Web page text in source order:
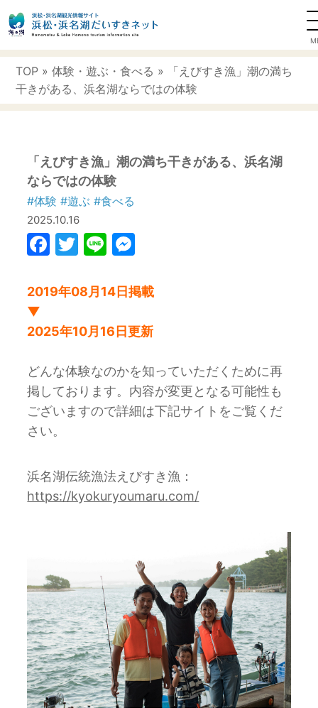
TOP »体験 ・遊ぶ ・食べる » 「えびすき漁」潮の満ち
干きがある、浜名湖ならではの体験
「えびすき漁」潮の満ち干きがある、浜名湖
ならではの体験
#体験 #遊ぶ #食べる
2025.10.16
Facebook
Twitter
Line
2019年08月14日掲載
▼
2025年10月16日更新
どんな体験なのかを知っていただくために再
掲しております。内容が変更となる可能性も
ございますので詳細は下記サイトをご覧くだ
さい。
浜名湖伝統漁法えびすき漁：
https://kyokuryoumaru.com/